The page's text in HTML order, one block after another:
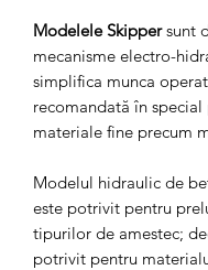
Modelele Skippersunt
mecanisme electro-
simplifica munca
recomandată în special
materiale fine precum
Modelul hidraulic de
este potrivit pentru
tipurilor de amestec;
potrivit pentru